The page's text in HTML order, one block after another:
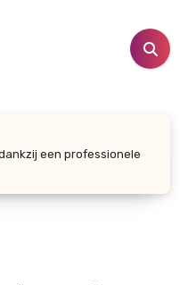
een professionele